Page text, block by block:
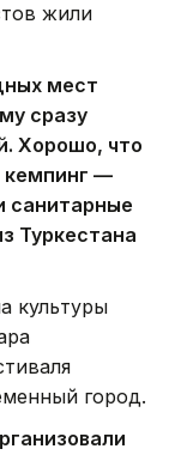
жили
мест
сразу
Хорошо, что
кемпинг —
санитарные
Туркестана
культуры
город.